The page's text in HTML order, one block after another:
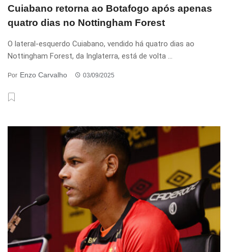
Cuiabano retorna ao Botafogo após apenas
quatro dias no Nottingham Forest
O lateral-esquerdo Cuiabano, vendido há quatro dias ao
Nottingham Forest, da Inglaterra, está de volta ...
Por Enzo Carvalho 03/09/2025